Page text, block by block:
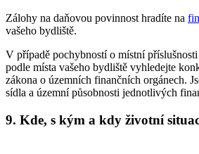
Zálohy na daňovou povinnost hradíte na
vašeho bydliště.
V případě pochybností o místní
podle místa vašeho bydliště vyhledejte
zákona o územních finančních orgánech.
sídla a územní působnosti jednotlivých
9. Kde, s kým a kdy životní